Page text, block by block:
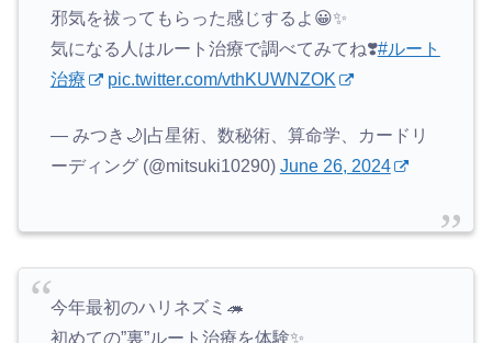
邪気を祓ってもらった感じするよ😀✨
気になる人はルート治療で調べてみてね❣️#ルート
治療
pic.twitter.com/vthKUWNZOK
— みつき🌙|占星術、数秘術、算命学、カードリ
ーディング (@mitsuki10290) June 26, 2024
今年最初のハリネズミ🦔
初めての”裏”ルート治療を体験✨